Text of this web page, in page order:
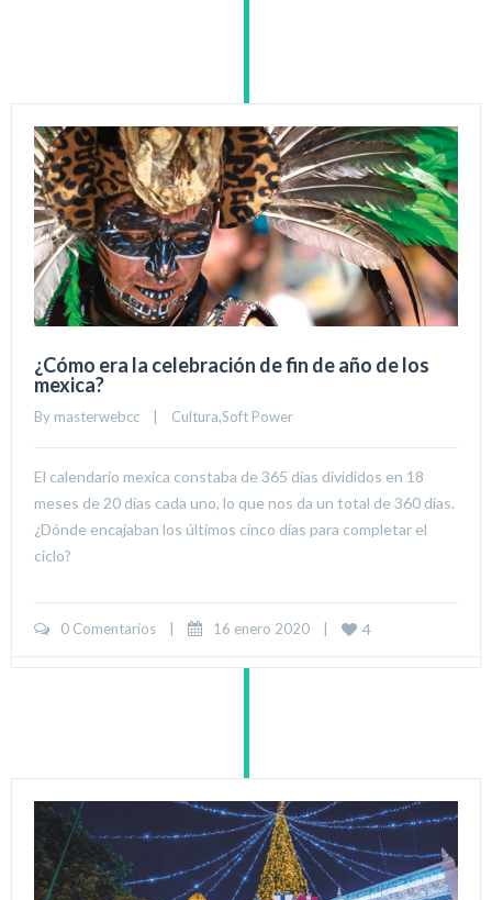
¿Cómo era la celebración de fin de año de los
mexica?
By masterwebcc Cultura,Soft Power
El calendario mexica constaba de 365 días divididos en 18
meses de 20 días cada uno, lo que nos da un total de 360 días.
¿Dónde encajaban los últimos cinco días para completar el
ciclo?
0 Comentarios 16 enero 2020 4